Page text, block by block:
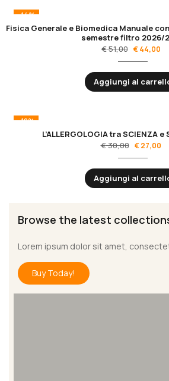
-14%
Fisica Generale e Biomedica Manuale
semestre filtro 2026/
€51,00 €44,00
Aggiungi al
-10%
L’ALLERGOLOGIA tra SCIENZA
€30,00 €27,00
Aggiungi al
Browse the latest
Lorem ipsum dolor sit amet,
Buy Today!